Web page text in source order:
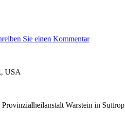
Sie einen Kommentarzu
USA
Warstein in Suttrop